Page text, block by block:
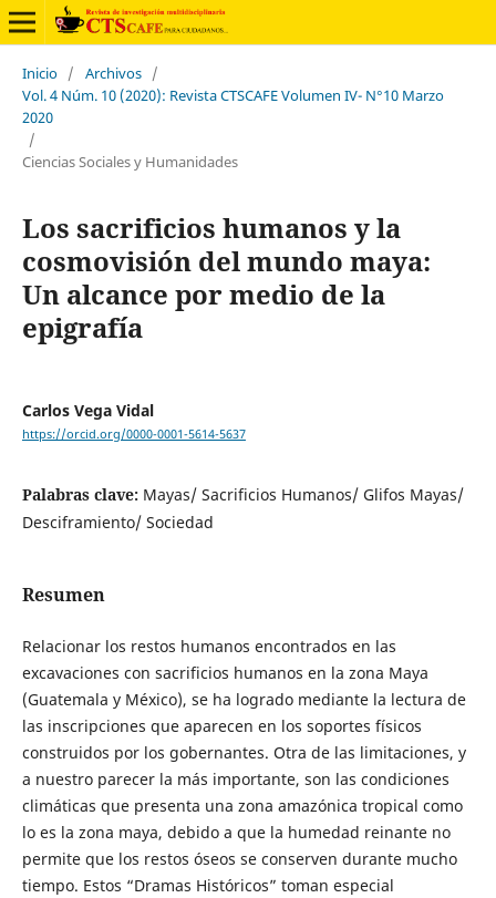
Inicio / Archivos /
Vol. 4 Núm. 10 (2020): Revista CTSCAFE Volumen IV- N°10 Marzo
2020
/
Ciencias Sociales y Humanidades
Los sacrificios humanos y la
cosmovisión del mundo maya:
Un alcance por medio de la
epigrafía
Carlos Vega Vidal
https://orcid.org/0000-0001-5614-5637
Palabras clave: Mayas/ Sacrificios Humanos/ Glifos Mayas/
Desciframiento/ Sociedad
Resumen
Relacionar los restos humanos encontrados en las
excavaciones con sacrificios humanos en la zona Maya
(Guatemala y México), se ha logrado mediante la lectura de
las inscripciones que aparecen en los soportes físicos
construidos por los gobernantes. Otra de las limitaciones, y
a nuestro parecer la más importante, son las condiciones
climáticas que presenta una zona amazónica tropical como
lo es la zona maya, debido a que la humedad reinante no
permite que los restos óseos se conserven durante mucho
tiempo. Estos “Dramas Históricos” toman especial